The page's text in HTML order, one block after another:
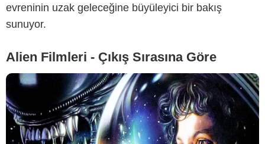
evreninin uzak geleceğine büyüleyici bir bakış
sunuyor.
Alien Filmleri - Çıkış Sırasına Göre